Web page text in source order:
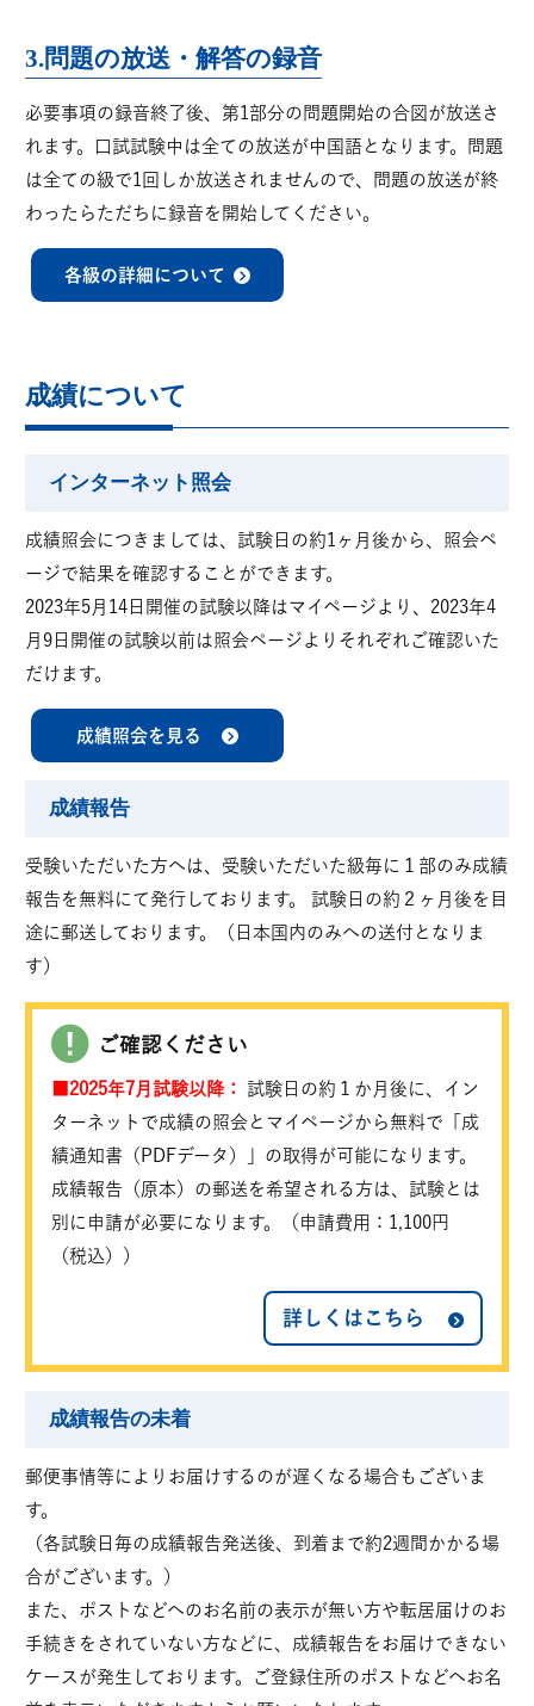
3.問題の放送・解答の録音
必要事項の録音終了後、第1部分の問題開始の合図が放送さ
れます。口試試験中は全ての放送が中国語となります。問題
は全ての級で1回しか放送されませんので、問題の放送が終
わったらただちに録音を開始してください。
各級の詳細について
成績について
インターネット照会
成績照会につきましては、試験日の約1ヶ月後から、照会ペ
ージで結果を確認することができます。
2023年5月14日開催の試験以降はマイページより、2023年4
月9日開催の試験以前は照会ページより それぞれご確認いた
だけます。
成績照会を見る
成績報告
受験いただいた方へは、受験いただいた級毎に１部のみ成績
報告を無料にて発行しております。 試験日の約２ヶ月後を目
途に郵送しております。（日本国内のみへの送付となりま
す）
ご確認ください
■2025年7月試験以降：
試験日の約１か月後に、イン
ターネットで成績の照会とマイページから無料で「成
績通知書（PDFデータ）」の取得が可能になります。
成績報告（原本）の郵送を希望される方は、試験とは
別に申請が必要になります。（申請費用：1,100円
（税込））
詳しくはこちら
成績報告の未着
郵便事情等によりお届けするのが遅くなる場合もございま
す。
（各試験日毎の成績報告発送後、到着まで約2週間かかる場
合がございます。）
また、ポストなどへのお名前の表示が無い方や転居届けのお
手続きをされていない方などに、成績報告をお届けできない
ケースが発生しております。ご登録住所のポストなどへお名